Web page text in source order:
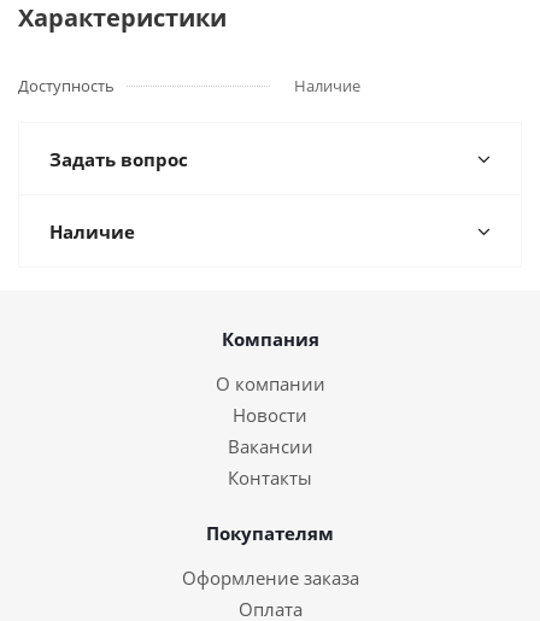
Характеристики
Доступность Наличие
Задать вопрос
Наличие
Компания
О компании
Новости
Вакансии
Контакты
Покупателям
Оформление заказа
Оплата